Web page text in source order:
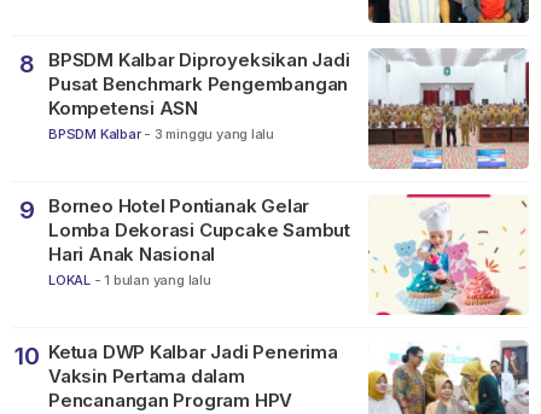
8
BPSDM Kalbar Diproyeksikan Jadi
Pusat Benchmark Pengembangan
Kompetensi ASN
BPSDM Kalbar - 3 minggu yang lalu
9
Borneo Hotel Pontianak Gelar
Lomba Dekorasi Cupcake Sambut
Hari Anak Nasional
LOKAL - 1 bulan yang lalu
10 Ketua DWP Kalbar Jadi Penerima
Vaksin Pertama dalam
Pencanangan Program HPV